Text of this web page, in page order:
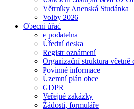
Větrníky Anenská Studánka
Volby 2026
Obecní úřad
e-podatelna
Úřední deska
Registr oznámení
Organizační struktura včetně
Povinné informace
Územní plán obce
GDPR
Veřejné zakázky
Žádosti, formuláře